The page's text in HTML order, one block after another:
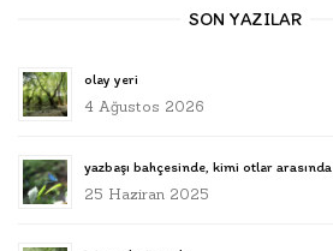
SON YAZILAR
olay yeri
4 Ağustos 2026
yazbaşı bahçesinde, kimi otlar arasında
25 Haziran 2025